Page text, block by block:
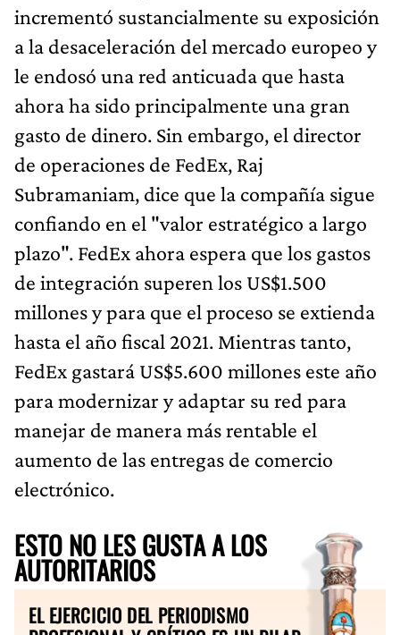
incrementó sustancialmente su exposición
a la desaceleración del mercado europeo y
le endosó una red anticuada que hasta
ahora ha sido principalmente una gran
gasto de dinero. Sin embargo, el director
de operaciones de FedEx, Raj
Subramaniam, dice que la compañía sigue
confiando en el "valor estratégico a largo
plazo". FedEx ahora espera que los gastos
de integración superen los US$1.500
millones y para que el proceso se extienda
hasta el año fiscal 2021. Mientras tanto,
FedEx gastará US$5.600 millones este año
para modernizar y adaptar su red para
manejar de manera más rentable el
aumento de las entregas de comercio
electrónico.
ESTO NO LES GUSTA A LOS
AUTORITARIOS
EL EJERCICIO DEL PERIODISMO